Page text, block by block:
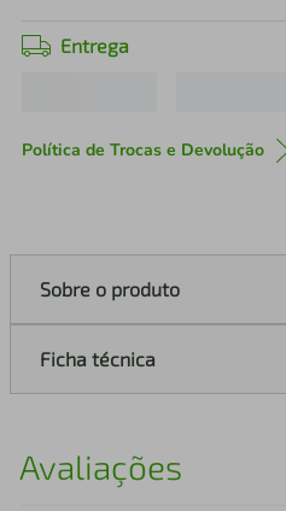
Entrega
Política de Trocas e Devolução
Sobre o produto
Ficha técnica
Avaliações